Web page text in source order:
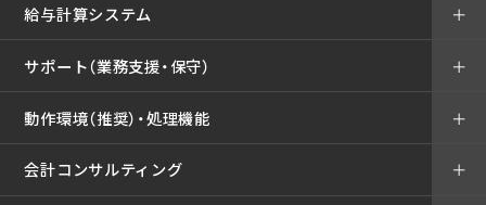
給与計算システム ＋
サポート（業務支援・保守） ＋
動作環境（推奨）・処理機能 ＋
会計コンサルティング ＋